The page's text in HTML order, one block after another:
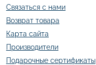
Связаться с нами
Возврат товара
Карта сайта
Производители
Подарочные сертификаты